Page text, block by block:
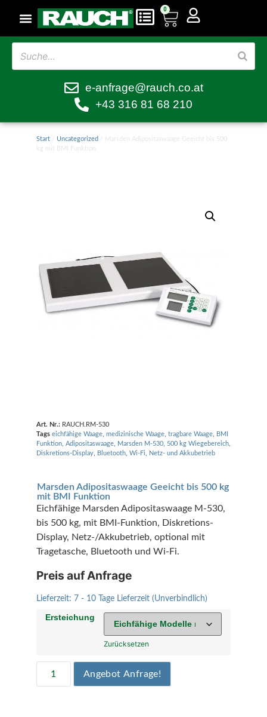
0
e-anfrage@rauch.co.at
+43 316 81 68 210
Start/ Uncategorized / Marsden Adipositaswaage Geeicht bis 500
kg mit BMI Funktion
Art. Nr.: RAUCH.RM-530
Tags eichfähige Waage, medizinische Waage, tragbare Waage,
BMI
Funktion, Adipositaswaage, Marsden M-530, 500 kg Wiegebereich,
Diskretions-Display, Bluetooth, Wi-Fi Netz- und Akkubetrieb
Marsden Adipositaswaage Geeicht bis 500 kg
mit BMI Funktion
Eichfähige Marsden Adipositaswaage M-530,
bis 500 kg, mit BMI-Funktion, Diskretions-
Display, Netz-/Akkubetrieb, optional mit
Tragetasche, Bluetooth und Wi-Fi.
Preis auf Anfrage
Lieferzeit: 7 - 10 Tage Lieferzeit (Unverbindlich)
Ersteichung
Zurücksetzen
Angebot Anfrage!